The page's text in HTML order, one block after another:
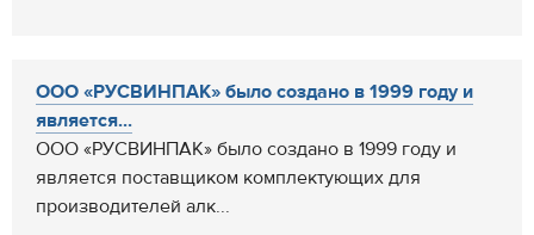
ООО «РУСВИНПАК» было создано в 1999 году и
является...
ООО «РУСВИНПАК» было создано в 1999 году и
является поставщиком комплектующих для
производителей алк...